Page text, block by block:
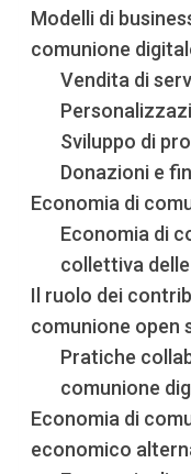
Modelli di
comunione
Vendita di
Sviluppo di
Donazioni e
Economia di
Economia di
collettiva
Il ruolo dei
comunione open
Pratiche
comunione
Economia di
economico